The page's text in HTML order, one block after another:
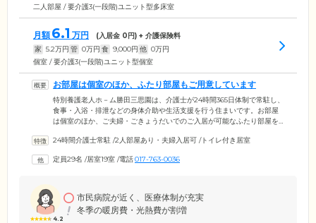
二人部屋 / 要介護3(一段階)ユニット型多床室
月額 6.1 万円 (入居金 0円) + 介護保険料
家 5.2万円 管 0万円 食 9,000円 他 0万円
個室 / 要介護3(一段階)ユニット型個室
お部屋は個室のほか、ふたり部屋もご用意しています
特別養護老人ホ－ム勝田三思園は、介護士が24時間365日体制で常駐し、
食事・入浴・排泄などの身体介助や生活支援を行う住まいです。お部屋
は個室のほか、ご夫婦・ごきょうだいでのご入居が可能なふたり部屋を
ご提供。ほかのご入居者様との会話に花を咲かせながら、なごやかなひ
をご用意。お体の状態に合わせて、快適に清潔を保っていただけます。
いただけます。
24時間介護士常駐 /2人部屋あり・夫婦入居可 /トイレ付き居室
定員29名 /居室19室 /電話017-763-0036
4.2
市民病院が近く、医療体制が充実
冬季の暖房費・光熱費が割増